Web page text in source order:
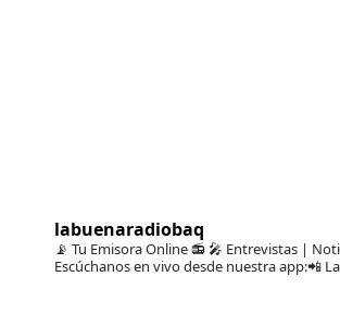
labuenaradiobaq
📡 Tu Emisora Online 📻🎤 Entrevistas |
Escúchanos en vivo desde nuestra app:📲